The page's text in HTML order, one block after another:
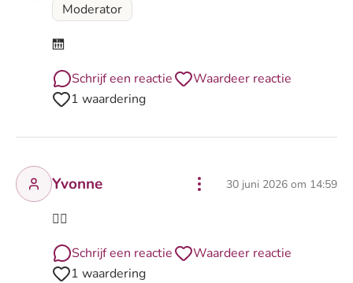
Moderator
🛗
Schrijf een reactie
Waardeer reactie
1 waardering
Yvonne 30 juni 2026 om 14:59
🤷‍♀️
Schrijf een reactie
Waardeer reactie
1 waardering